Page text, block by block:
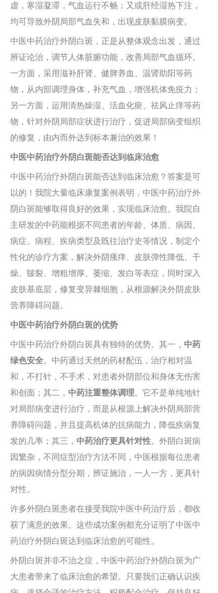
虚 ，寒湿凝滞，气血运行不畅；又或肝经湿热下注，
均可导致外阴局部气血失和，出现皮肤黏膜病变。
中医中药治疗外阴白斑，正是从整体观念出发，通过
辨证论治，调节人体脏腑功能，改善局部气血循环。
一方面，采用滋补肝肾、健脾养血、温肾助阳等药
物，从内部调理身体，补充气血，增强机体免疫力；
另一方面，运用清热燥湿、活血化瘀、祛风止痒等药
物，针对外阴局部症状进行治疗，促进局部病变组织
的修复，由内而外达到标本兼治的效果！
中医中药治疗外阴白斑能否达到临床治愈
中医中药治疗外阴白斑能否达到临床治愈？答案是可
以的！我院大量临床康复案例表明，中医中药治疗外
阴白斑能够取得良好的效果，实现临床治愈。我院自
主研发的中药能根据不同患者的年龄、体质、病因、
病症、病程、疾病类型及既往治疗史等情况，制定个
性化的诊疗方案，解决外阴瘙痒、皮肤弹性降低、干
燥、皲裂、增粗增厚、萎缩、发白等表症，同时深入
皮肤基底层，修复变异棘细胞，从根源解决外阴皮肤
营养障碍问题。
中医中药治疗外阴白斑的优势
中医中药治疗外阴白斑具有独特的优势。其一， 中药
绿色安全。中药通过天然的药材配伍，治疗相对温
和，不打针，不手术，对患者外阴部位和身体无伤害
和创面；其二， 中药注重整体调理。它不是单纯地针
对局部病变进行治疗，而是从根源上解决外阴局部营
养障碍问题，并且提高机体的抗病能力，降低疾病复
发的几率；其三， 中药治疗更具针对性。外阴白斑病
因繁杂，不同症型治疗方法不同，中医根据每位患者
的病因病情分型分期，辨证施治，一人一方，更具针
对性。
许多外阴白斑患者在接受我院中医中药治疗后，都收
获了满意的效果。这些成功案例都充分证明了中医中
药治疗外阴白斑达到临床治愈的可能性。
外阴白斑并非不治之症，中医中药治疗外阴白斑为广
大患者带来了临床治愈的希望。只要我们正确认识疾